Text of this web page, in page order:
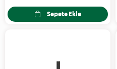
Sepete Ekle